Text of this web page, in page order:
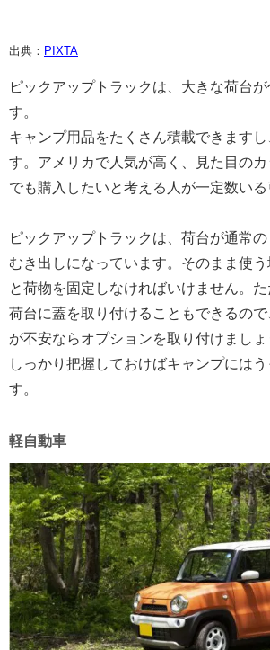
出典： PIXTA
ピックアップトラックは、大きな荷台
す。
キャンプ用品をたくさん積載できます
す。アメリカで人気が高く、見た目の
でも購入したいと考える人が一定数いる
ピックアップトラックは、荷台が通常
むき出しになっています。そのまま使
と荷物を固定しなければいけません。
荷台に蓋を取り付けることもできるの
が不安ならオプションを取り付けまし
しっかり把握しておけばキャンプには
す。
軽自動車